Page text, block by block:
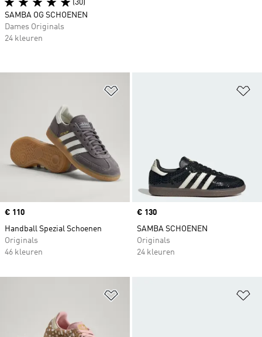
Price
€ 110
Handball Spezial Schoenen
Originals
46 kleuren
Price
€ 130
SAMBA SCHOENEN
Originals
24 kleuren
(30)
SAMBA OG SCHOENEN
Dames Originals
24 kleuren